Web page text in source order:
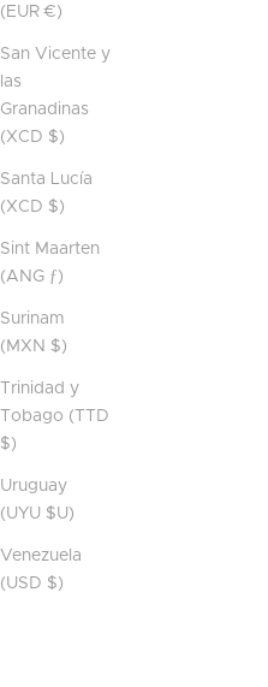
(EUR €)
San Vicente y
las
Granadinas
(XCD $)
Santa Lucía
(XCD $)
Sint Maarten
(ANG ƒ)
Surinam
(MXN $)
Trinidad y
Tobago (TTD
$)
Uruguay
(UYU $U)
Venezuela
(USD $)